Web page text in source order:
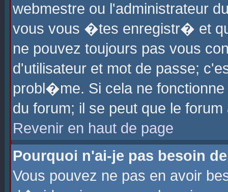
webmestre ou l'administrateur
vous vous �tes enregistr� et
ne pouvez toujours pas vous
d'utilisateur et mot de passe;
probl�me. Si cela ne
du forum; il se peut que le
Revenir en haut de page
Pourquoi n'ai-je pas besoin
Vous pouvez ne pas en avoir